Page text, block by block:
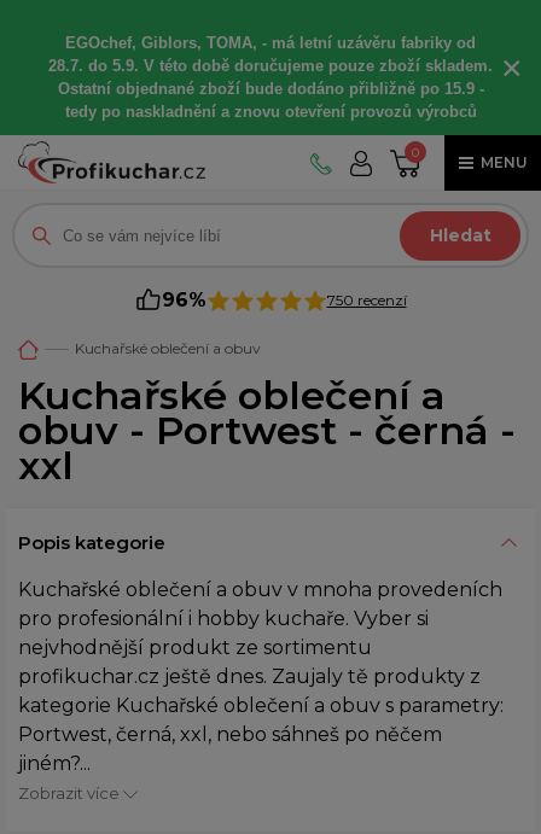
EGOchef, Giblors, TOMA, - má letní uzávěru fabriky od
28.7. do 5.9. V této době doručujeme pouze zboží skladem.
Ostatní objednané zboží bude dodáno přibližně po 15.9 -
tedy po naskladnění a znovu otevření provozů výrobců
×
0
MENU
Hledat
96% 750 recenzí
Kuchařské oblečení a obuv
Kuchařské oblečení a
obuv - Portwest - černá -
xxl
Popis kategorie
Kuchařské oblečení a obuv v mnoha provedeních
pro profesionální i hobby kuchaře. Vyber si
nejvhodnější produkt ze sortimentu
profikuchar.cz ještě dnes. Zaujaly tě produkty z
kategorie Kuchařské oblečení a obuv s parametry:
Portwest, černá, xxl, nebo sáhneš po něčem
jiném?...
Zobrazit více